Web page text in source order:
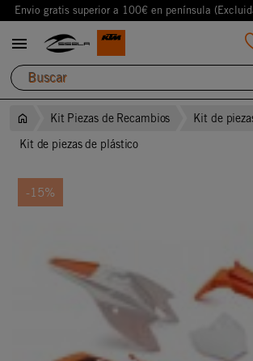
Envio gratis superior a 100€ en península

Kit Piezas de Recambios
Kit de
Kit de piezas de plástico
-15%